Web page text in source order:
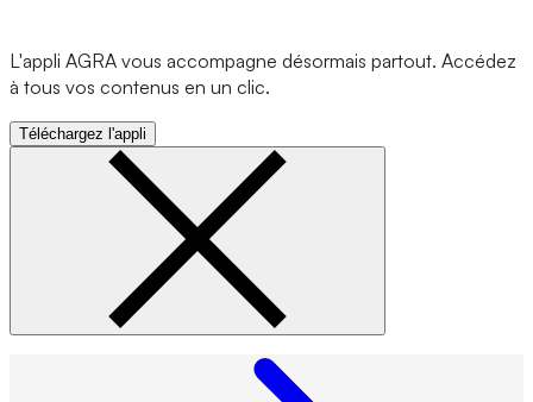
L'appli AGRA vous accompagne désormais partout. Accédez
à tous vos contenus en un clic.
Téléchargez l'appli